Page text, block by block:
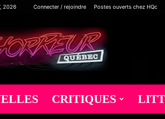
2026 Connecter / rejoindre Postes ouverts chez HQc
Horreur
Québec
CRITIQUES